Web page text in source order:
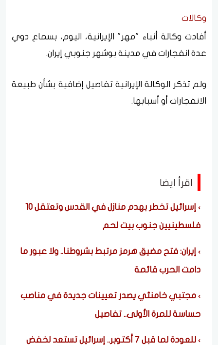
وكالات
أفادت وكالة أنباء "مهر" الإيرانية، اليوم، بسماع دوي
عدة انفجارات في مدينة بوشهر جنوبي إيران.
ولم تذكر الوكالة الإيرانية تفاصيل إضافية بشأن طبيعة
الانفجارات أو أسبابها.
اقرأ ايضا
إسرائيل تخطر بهدم منازل في القدس وتعتقل 10
فلسطينيين جنوب بيت لحم
إيران: فتح مضيق هرمز مرتبط بشروطنا.. ولا عبور ما
دامت الحرب قائمة
مجتبي خامنئي يصدر تعيينات جديدة في مناصب
حساسة للمرة الأولى.. تفاصيل
للعودة لما قبل 7 أكتوبر.. إسرائيل تستعد لخفض